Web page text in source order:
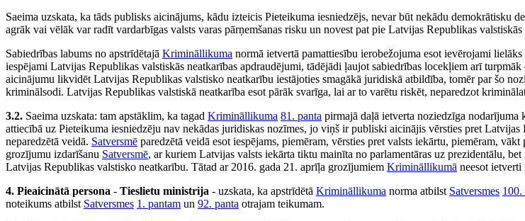
Saeima uzskata, ka tāds publisks aicinājums, kādu izteicis Pieteikuma iesniedzējs, nevar būt nekādu demokrātisku
agrāk vai vēlāk var radīt vardarbīgas valsts varas pārņemšanas risku un novest pat pie Latvijas Republikas
Sabiedrības labums no apstrīdētajā Krimināllikuma normā ietvertā pamattiesību ierobežojuma esot ievērojami
iespējami Latvijas Republikas valstiskās neatkarības apdraudējumi, tādējādi ļaujot sabiedrības locekļiem arī
aicinājumu likvidēt Latvijas Republikas valstisko neatkarību iestājoties smagākā juridiskā atbildība, tomēr par šo
kriminālsodi. Latvijas Republikas valstiskā neatkarība esot pārāk svarīga, lai ar to varētu riskēt, neparedzot
3.2. Saeima uzskata: tam apstāklim, ka tagad Krimināllikuma 81. panta pirmajā daļā ietverta noziedzīga nodarījuma
attiecībā uz Pieteikuma iesniedzēju nav nekādas juridiskas nozīmes, jo viņš ir publiski aicinājis vērsties pret
neparedzētā veidā. Satversmē paredzētā veidā esot iespējams, piemēram, vērsties pret valsts iekārtu, piemēram,
grozījumu izdarīšanu Satversmē, ar kuriem Latvijas valsts iekārta tiktu mainīta no parlamentāras uz prezidentālu, bet
Latvijas Republikas valstisko neatkarību. Tātad ar 2016. gada 21. aprīļa grozījumiem Krimināllikumā neesot
4. Pieaicinātā persona - Tieslietu ministrija - uzskata, ka apstrīdētā Krimināllikuma norma atbilst Satversmes 100.
noteikums atbilst Satversmes 1. pantam un 92. panta otrajam teikumam.